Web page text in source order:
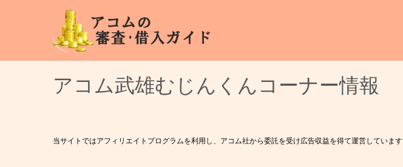
アコム武雄むじんくんコーナー情報
当サイトではアフィリエイトプログラムを利用し、アコム社から委託を受け広告収益を得て運営しています